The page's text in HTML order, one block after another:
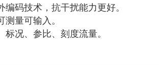
编码技术，抗干扰能力更好。
测量可输入。
标况、参比、刻度流量。